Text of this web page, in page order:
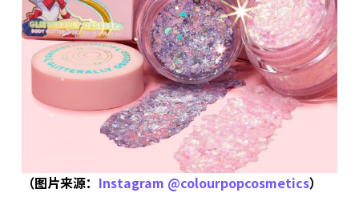
（图片来源： Instagram @colourpopcosmetics）